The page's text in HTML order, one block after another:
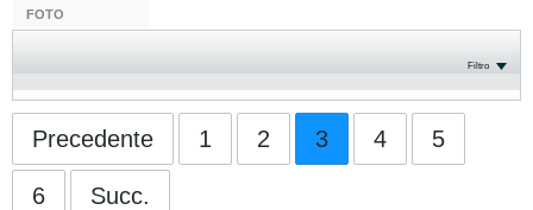
FOTO
Filtro
Precedente 1 2 3 4 5
6 Succ.